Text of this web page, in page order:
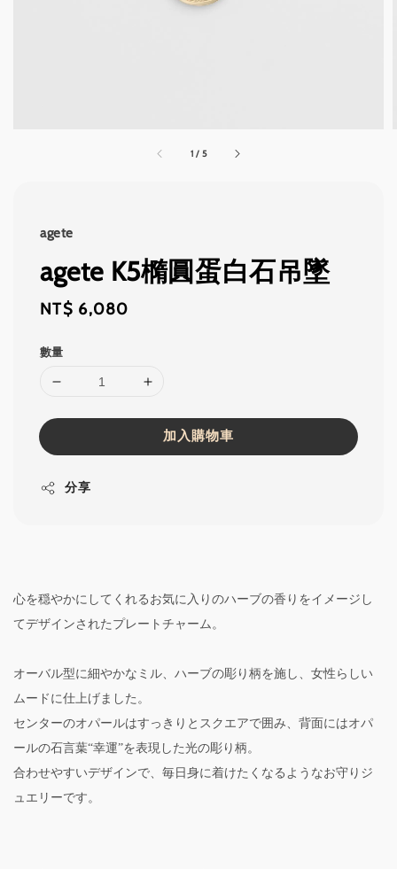
1 / 5
agete
agete K5橢圓蛋白石吊墜
Regular
NT$ 6,080
數量
加入購物車
分享
心を穏やかにしてくれるお気に入りのハーブの香りをイメージし
てデザインされたプレートチャーム。
オーバル型に細やかなミル、ハーブの彫り柄を施し、女性らしい
ムードに仕上げました。
センターのオパールはすっきりとスクエアで囲み、背面にはオパ
ールの石言葉“幸運”を表現した光の彫り柄。
合わせやすいデザインで、毎日身に着けたくなるようなお守りジ
ュエリーです。